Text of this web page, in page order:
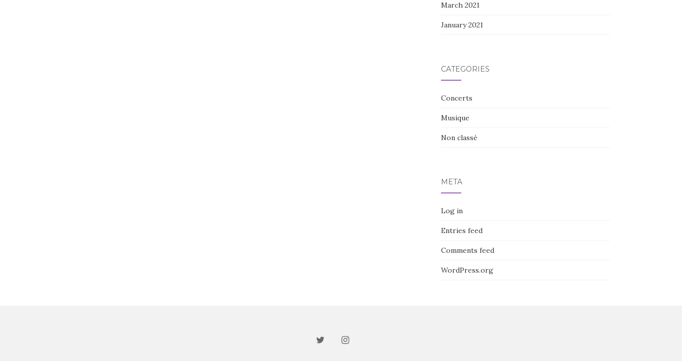
March 2021
January 2021
CATEGORIES
Concerts
Musique
Non classé
META
Log in
Entries feed
Comments feed
WordPress.org